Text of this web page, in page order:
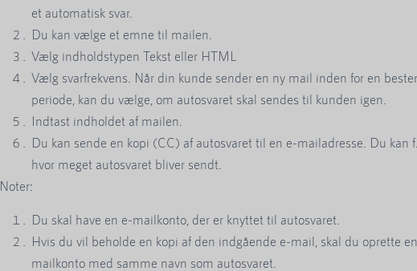
et automatisk svar.
Du kan vælge et emne til mailen.
Vælg indholdstypen Tekst eller HTML
Vælg svarfrekvens. Når din kunde sender en ny mail inden for en
periode, kan du vælge, om autosvaret skal sendes til kunden igen.
Indtast indholdet af mailen.
Du kan sende en kopi (CC) af autosvaret til en e-mailadresse. Du kan
hvor meget autosvaret bliver sendt.
Noter:
Du skal have en e-mailkonto, der er knyttet til autosvaret.
Hvis du vil beholde en kopi af den indgående e-mail, skal du oprette
mailkonto med samme navn som autosvaret.